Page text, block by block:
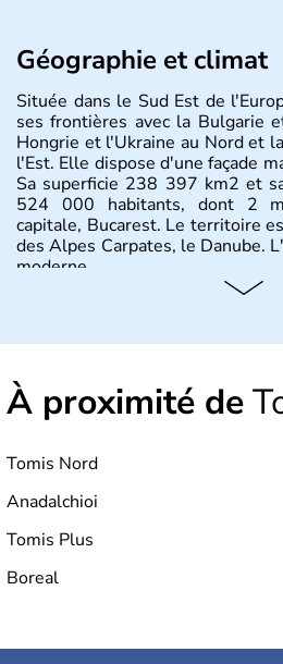
Géographie et climat
Située dans le Sud Est de
ses frontières avec la Bulgarie
Hongrie et l'Ukraine au Nord et
l'Est. Elle dispose d'une façade
Sa superficie 238 397 km2 et
524 000 habitants, dont 2
capitale, Bucarest. Le territoire
des Alpes Carpates, le Danube.
moderne.
À proximité de
Tomis Nord
Anadalchioi
Tomis Plus
Boreal